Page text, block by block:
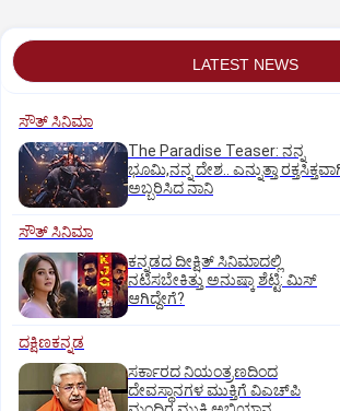
LATEST NEWS
ಸೌತ್‌ ಸಿನಿಮಾ
The Paradise Teaser: ನನ್ನ
ಭೂಮಿ,ನನ್ನ ದೇಶ.. ಎನ್ನುತ್ತಾ
ಅಬ್ಬರಿಸಿದ ನಾನಿ
ಸೌತ್‌ ಸಿನಿಮಾ
ಕನ್ನಡದ ದೀಕ್ಷಿತ್‌ ಸಿನಿಮಾದಲ್ಲಿ
ನಟಿಸಬೇಕಿತ್ತು ಅನುಷ್ಕಾ ಶೆಟ್ಟಿ: ಮಿಸ್‌
ಆಗಿದ್ದೇಗೆ?
ದಕ್ಷಿಣಕನ್ನಡ
ಸರ್ಕಾರದ ನಿಯಂತ್ರಣದಿಂದ
ದೇವಸ್ಥಾನಗಳ ಮುಕ್ತಿಗೆ ವಿಎಚ್‌ಪಿ